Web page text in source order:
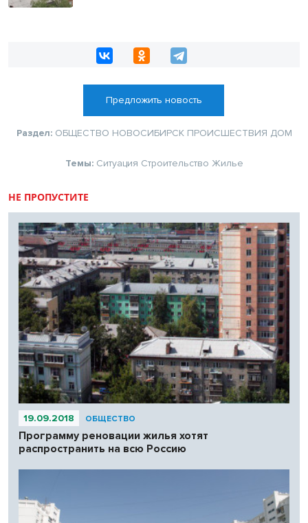
Предложить новость
Раздел: ОБЩЕСТВО НОВОСИБИРСК ПРОИСШЕСТВИЯ ДОМ
Темы: Ситуация Строительство Жилье
НЕ ПРОПУСТИТЕ
19.09.2018 ОБЩЕСТВО
Программу реновации жилья хотят
распространить на всю Россию